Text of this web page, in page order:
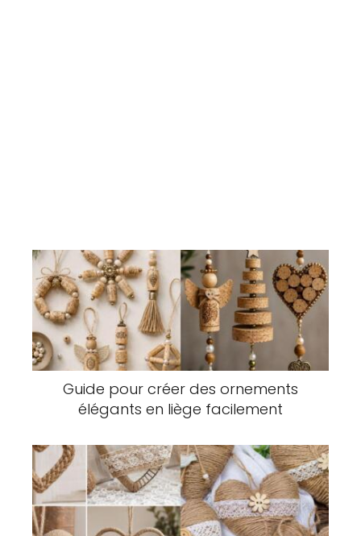
Guide pour créer des ornements
élégants en liège facilement